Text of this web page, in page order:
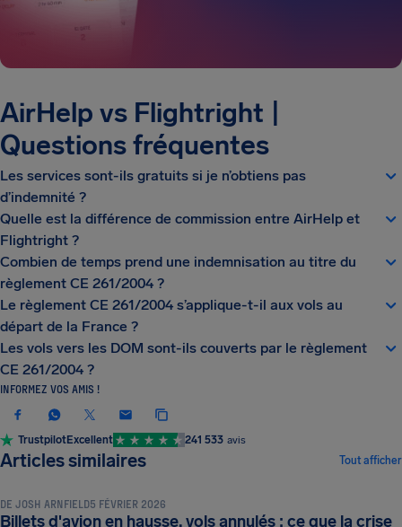
AirHelp vs Flightright |
Questions fréquentes
Les services sont-ils gratuits si je n’obtiens pas
d’indemnité ?
Quelle est la différence de commission entre AirHelp et
Flightright ?
Combien de temps prend une indemnisation au titre du
règlement CE 261/2004 ?
Le règlement CE 261/2004 s’applique-t-il aux vols au
départ de la France ?
Les vols vers les DOM sont-ils couverts par le règlement
CE 261/2004 ?
INFORMEZ VOS AMIS !
TrustpilotExcellent 241 533 avis
Articles similaires Tout afficher
ACTUALITÉS ET NOUVEAUTÉS
DE JOSH ARNFIELD5 FÉVRIER 2026
Billets d'avion en hausse, vols annulés : ce que la crise